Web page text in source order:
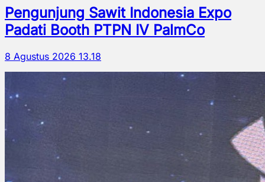
Pengunjung Sawit Indonesia Expo
Padati Booth PTPN IV PalmCo
8 Agustus 2026 13.18